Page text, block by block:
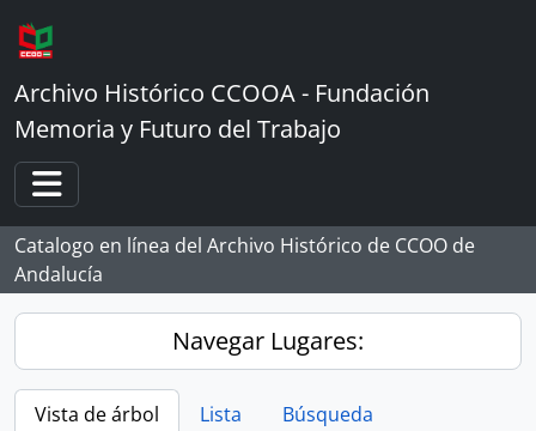
Skip to main content
Archivo Histórico CCOOA - Fundación
Memoria y Futuro del Trabajo
Toggle navigation
Catalogo en línea del Archivo Histórico de CCOO de
Andalucía
Navegar Lugares:
Vista de árbol Lista
Búsqueda